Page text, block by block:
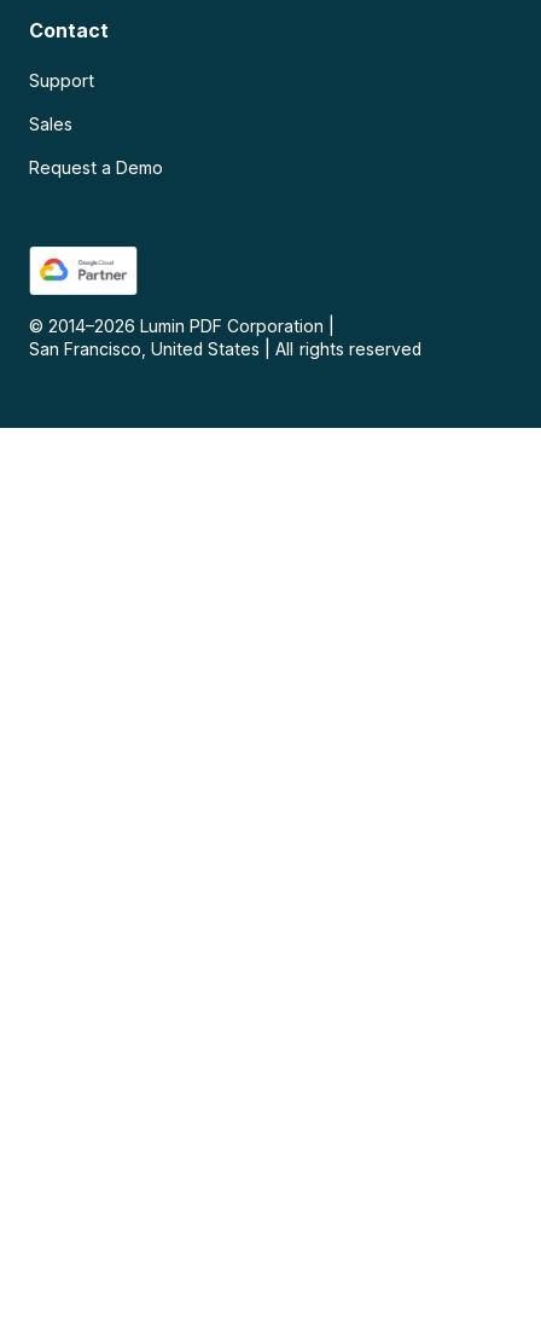
Contact
Support
Sales
Request a Demo
© 2014–2026 Lumin PDF Corporation
San Francisco, United States
All rights reserved